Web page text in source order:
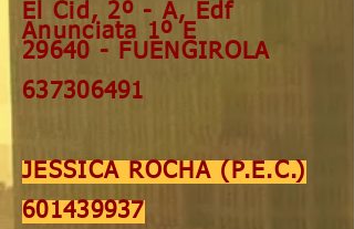
El Cid, 2º - A,
Edf
Anunciata 1º E
29640 - FUENGIROLA
637306491
JESSICA ROCHA (P.E.C.)
601439937